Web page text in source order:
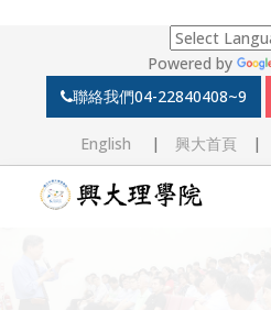
Powered by
聯絡我們04-22840408~9
English | 興大首頁|